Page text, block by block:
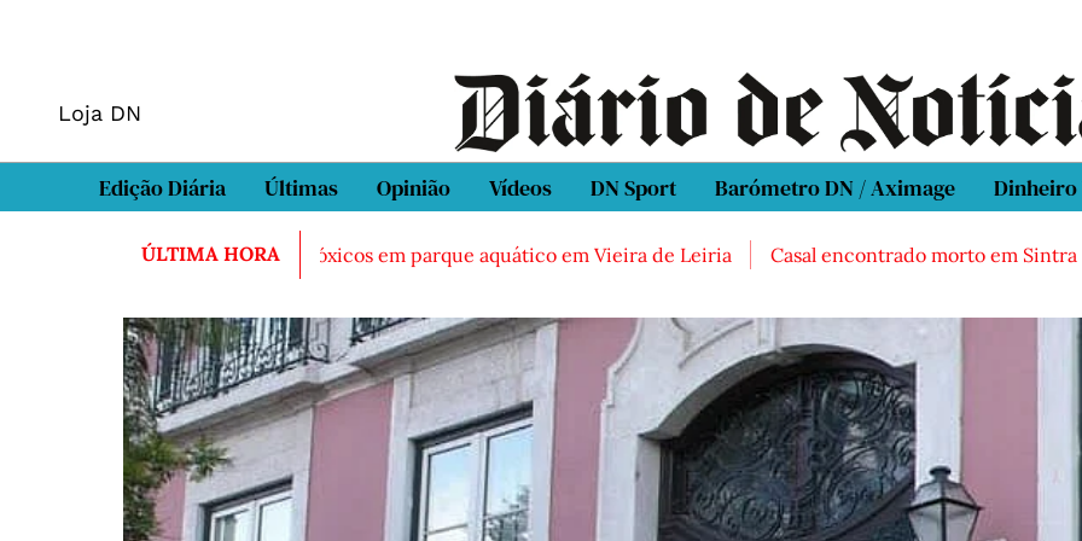
Loja DN
Edição Diária Últimas Opinião Vídeos DN Sport Barómetro DN / Aximage Dinheiro
ÚLTIMA HORA
após inalação de vapores tóxicos em parque aquático em Vieira de Leiria Casal encontrado morto em Sintra